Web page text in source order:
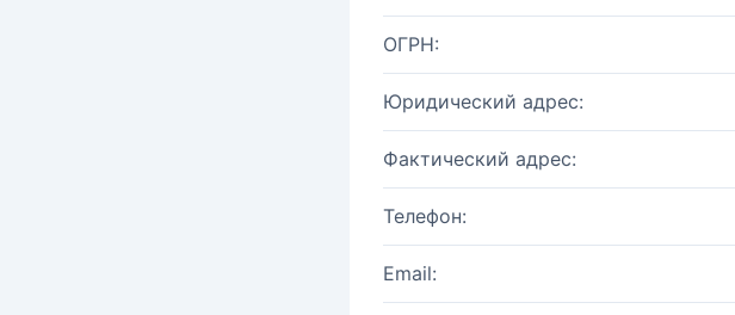
ОГРН:
Юридический адрес:
Фактический адрес:
Телефон:
Email: